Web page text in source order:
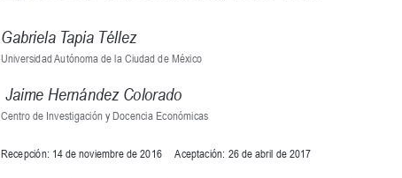
Gabriela Tapia Téllez
Universidad Autónoma de la Ciudad de México
Jaime Hernández Colorado
Centro de Investigación y Docencia Económicas
Recepción: 14 de noviembre de 2016     Aceptación: 26 de abril de 2017